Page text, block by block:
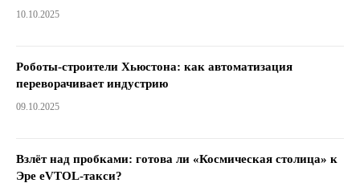
10.10.2025
Роботы-строители Хьюстона: как автоматизация
переворачивает индустрию
09.10.2025
Взлёт над пробками: готова ли «Космическая столица» к
Эре eVTOL-такси?